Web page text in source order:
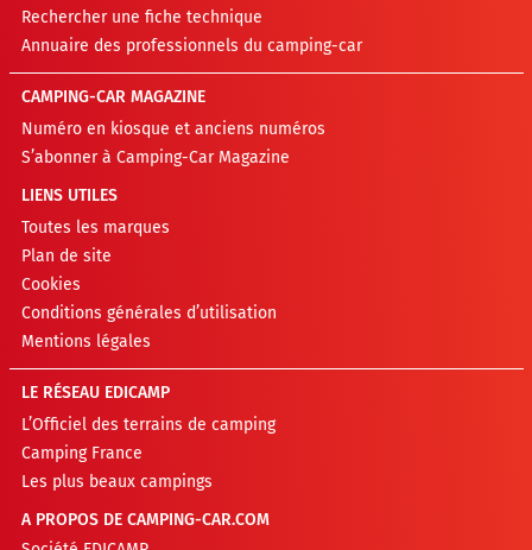
Rechercher une fiche technique
Annuaire des professionnels du camping-car
CAMPING-CAR MAGAZINE
Numéro en kiosque et anciens numéros
S’abonner à Camping-Car Magazine
LIENS UTILES
Toutes les marques
Plan de site
Cookies
Conditions générales d’utilisation
Mentions légales
LE RÉSEAU EDICAMP
L’Officiel des terrains de camping
Camping France
Les plus beaux campings
A PROPOS DE CAMPING-CAR.COM